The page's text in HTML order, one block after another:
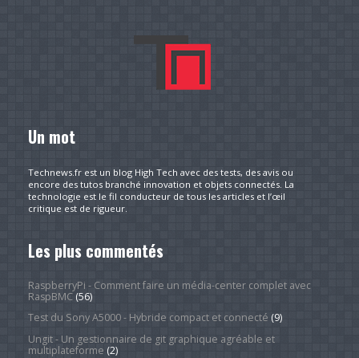
Un mot
Technews.fr est un blog High Tech avec des tests, des avis ou
encore des tutos branché innovation et objets connectés. La
technologie est le fil conducteur de tous les articles et l’œil
critique est de rigueur.
Les plus commentés
RaspberryPi - Comment faire un média-center complet avec
RaspBMC(56)
Test du Sony A5000 - Hybride compact et connecté (9)
Ungit - Un gestionnaire de git graphique agréable et
multiplateforme (2)